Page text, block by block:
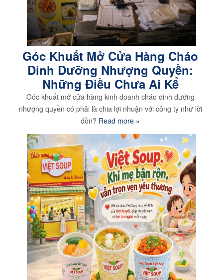
Góc Khuất Mở Cửa Hàng Cháo
Dinh Dưỡng Nhượng Quyền:
Những Điều Chưa Ai Kể
Góc khuất mở cửa hàng kinh doanh cháo dinh dưỡng
nhượng quyền có phải là chia lợi nhuận với công ty như lời
đồn? Read more »